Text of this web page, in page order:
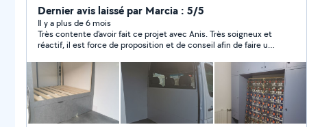
des lustres, rideaux et tous type de bricolages...
Cordialement,
Dernier avis laissé par Marcia : 5/5
Il y a plus de 6 mois
Très contente d'avoir fait ce projet avec Anis. Très soigneux et
réactif, il est force de proposition et de conseil afin de faire un
pas le dernier projet avec lui!